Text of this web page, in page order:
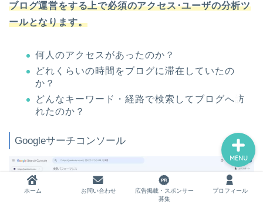
ブログ運営をする上で必須のアクセス･ユーザの分析ツ
ールとなります。
何人のアクセスがあったのか？
どれくらいの時間をブログに滞在していたの
か？
どんなキーワード・経路で検索してブログへ訪
れたのか？
Googleサーチコンソール
ホーム お問い合わせ
広告掲載・スポンサー
募集
プロフィール
MENU
広告掲載・スポンサー募集
プロフィール